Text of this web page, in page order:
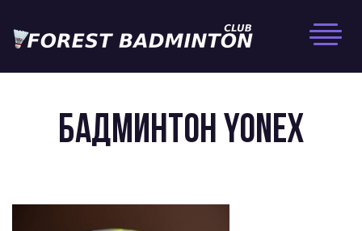
content
Бадминтон Yonex